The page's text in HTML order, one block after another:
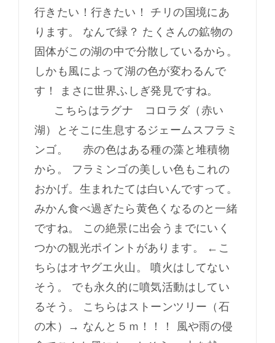
行きたい！行きたい！ チリの国境にあ
ります。 なんで緑？ たくさんの鉱物の
固体がこの湖の中で分散しているから。
しかも風によって湖の色が変わるんで
す！ まさに世界ふしぎ発見ですね。
こちらはラグナ コロラダ（赤い
湖）とそこに生息するジェームスフラミ
ンゴ。 赤の色はある種の藻と堆積物
から。 フラミンゴの美しい色もこれの
おかげ。生まれたては白いんですって。
みかん食べ過ぎたら黄色くなるのと一緒
ですね。 この絶景に出会うまでにいく
つかの観光ポイントがあります。 ←こ
ちらはオヤグエ火山。 噴火はしてない
そう。 でも永久的に噴気活動はしてい
るそう。 こちらはストーンツリー（石
の木）→ なんと５ｍ！！！ 風や雨の侵